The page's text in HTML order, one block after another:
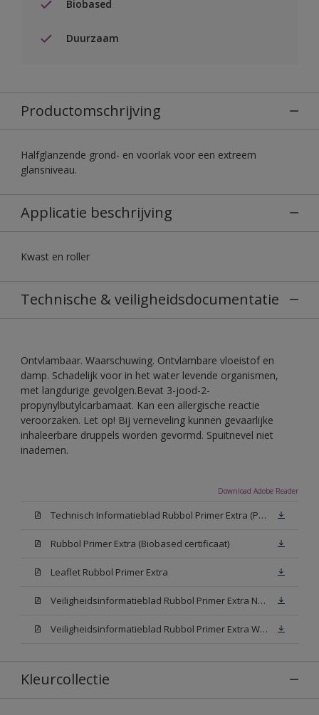
Biobased
Duurzaam
Productomschrijving
Halfglanzende grond- en voorlak voor een extreem
glansniveau.
Applicatie beschrijving
Kwast en roller
Technische & veiligheidsdocumentatie
Ontvlambaar. Waarschuwing. Ontvlambare vloeistof en
damp. Schadelijk voor in het water levende organismen,
met langdurige gevolgen.Bevat 3-jood-2-
propynylbutylcarbamaat. Kan een allergische reactie
veroorzaken. Let op! Bij verneveling kunnen gevaarlijke
inhaleerbare druppels worden gevormd. Spuitnevel niet
inademen.
Download Adobe Reader
Technisch Informatieblad Rubbol Primer Extra (PDF)
Rubbol Primer Extra (Biobased certificaat)
Leaflet Rubbol Primer Extra
Veiligheidsinformatieblad Rubbol Primer Extra N00 (MSDS)
Veiligheidsinformatieblad Rubbol Primer Extra White W05 (MSDS)
Kleurcollectie